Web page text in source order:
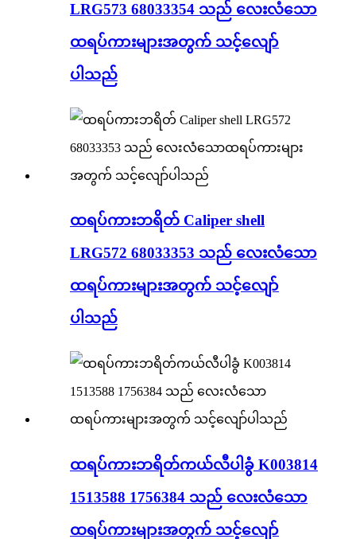
LRG573 68033354 သည် လေးလံသော
ထရပ်ကားများအတွက် သင့်လျော်
ပါသည်
ထရပ်ကားဘရိတ် Caliper shell
LRG572 68033353 သည် လေးလံသော
ထရပ်ကားများအတွက် သင့်လျော်
ပါသည်
ထရပ်ကားဘရိတ်ကယ်လီပါခွံ K003814
1513588 1756384 သည် လေးလံသော
ထရပ်ကားများအတွက် သင့်လျော်